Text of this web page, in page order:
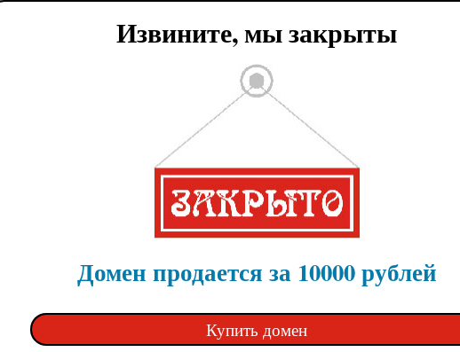
Извините, мы закрыты
Домен продается за 10000 рублей
Купить домен